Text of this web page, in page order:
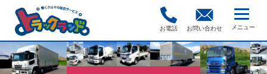
お電話 お問い合わせ